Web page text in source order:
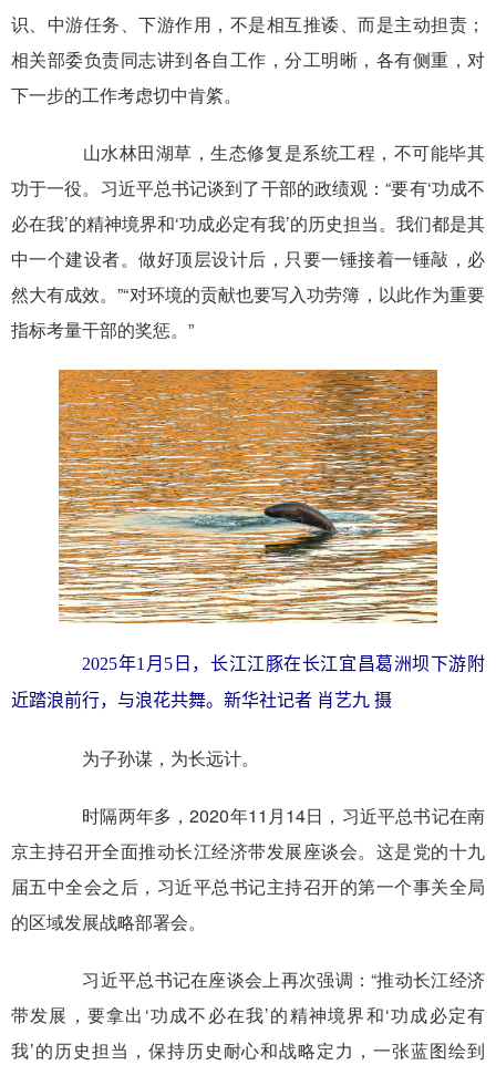
识、中游任务、下游作用，不是相互推诿、而是主动担责；
相关部委负责同志讲到各自工作，分工明晰，各有侧重，对
下一步的工作考虑切中肯綮。
山水林田湖草，生态修复是系统工程，不可能毕其
功于一役。习近平总书记谈到了干部的政绩观：“要有‘功成不
必在我’的精神境界和‘功成必定有我’的历史担当。我们都是其
中一个建设者。做好顶层设计后，只要一锤接着一锤敲，必
然大有成效。”“对环境的贡献也要写入功劳簿，以此作为重要
指标考量干部的奖惩。”
2025年1月5日，长江江豚在长江宜昌葛洲坝下游附
近踏浪前行，与浪花共舞。新华社记者 肖艺九 摄
为子孙谋，为长远计。
时隔两年多，2020年11月14日，习近平总书记在南
京主持召开全面推动长江经济带发展座谈会。这是党的十九
届五中全会之后，习近平总书记主持召开的第一个事关全局
的区域发展战略部署会。
习近平总书记在座谈会上再次强调：“推动长江经济
带发展，要拿出‘功成不必在我’的精神境界和‘功成必定有
我’的历史担当，保持历史耐心和战略定力，一张蓝图绘到